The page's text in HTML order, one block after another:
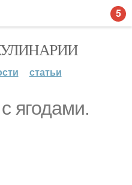
статьи
ягодами.
5